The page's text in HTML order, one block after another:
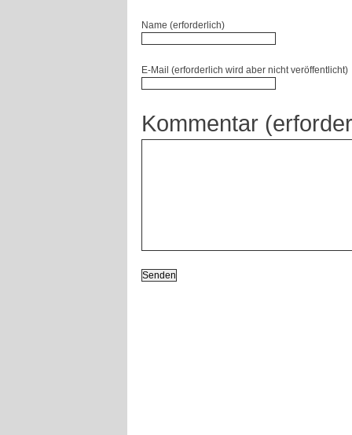
Name (erforderlich)
E-Mail (erforderlich wird aber nicht veröffentlicht)
Kommentar